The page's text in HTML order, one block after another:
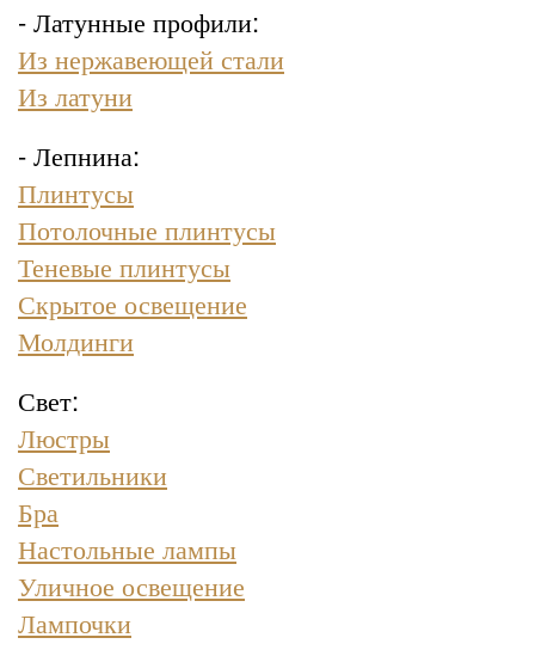
- Латунные профили:
Из нержавеющей стали
Из латуни
- Лепнина:
Плинтусы
Потолочные плинтусы
Теневые плинтусы
Скрытое освещение
Молдинги
Свет:
Люстры
Светильники
Бра
Настольные лампы
Уличное освещение
Лампочки